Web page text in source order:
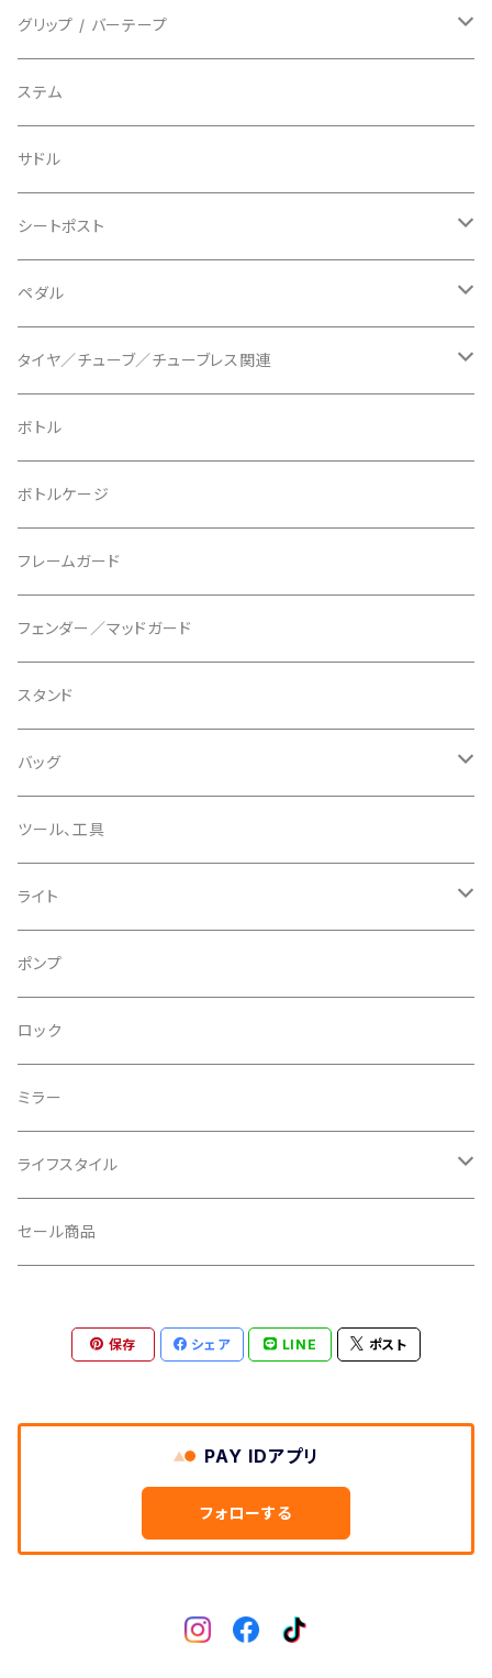
BIO RACER/ビオレーサー
BIKEYOKE/バイクヨーク
BLACKBURN/ブラックバーン
BLB/ビーエルビー
BLUEGRASS/ブルーグラス
BONTRAGER/ボントレガー
BURGTEC/バーグテック
BUSCH＋MULLER/ブッシュ＆ミュラー
CAMELBAK/キャメルバッグ
CERAMIC SPEED/セラミックスピード
CHRIS KING/クリスキング
CHROMAG/クロマグ
CHROME/クローム
CONTINENTAL/コンチネンタル
CRANE/クレーン
CRANKBROTHERS/クランクブラザーズ
CROSS SECTION/クロスセクション
CLIK/クリック
CUSH CORE/クッシュコア
DEFEET/デフィート
DIXNA/ディズナ
DKG/ディーケージー
キャップ
その他
ビンディングペダル用
アクセサリー
シフターマウント
ステムスペーサー
ケーブル類
チェーンガイド／キャッチャー
チェーンリング
ディスクブレーキ
ブレーキローター
ブレーキパッド
ディレーラーハンガー
トップキャップ
ベル
ボトムブラケット
リアディレーラー
チェーン
ドロップハンドル
フラット/ライザーバー
グリップ / バーテープ
グリップ
バーテープ
グリップカラー / バーエンドキャップ
ステム
サドル
シートポスト
ドロッパーポスト
シートクランプ
ペダル
ビンディングペダル
フラットペダル
クリート
タイヤ／チューブ／チューブレス関連
700c
29" / 27.5"
〜26"
タイヤインサート
リムテープ
チューブレスバルブ/ バルブキャップ
シーラント
ボトル
ボトルケージ
フレームガード
フェンダー／マッドガード
スタンド
バッグ
サドルバッグ
サコッシュ
バックパック
フレームバッグ
輪行袋
輪行小物
バイクカバー
その他
ツール、工具
ライト
フロントライト
テールライト
ポンプ
ロック
ミラー
ライフスタイル
キャップ
アクセサリー
セール商品
保存 シェア LINE ポスト
PAY IDアプリ
フォローする